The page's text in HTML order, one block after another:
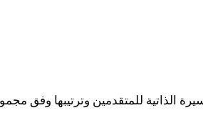
الذاتية للمتقدمين وترتيبها وفق